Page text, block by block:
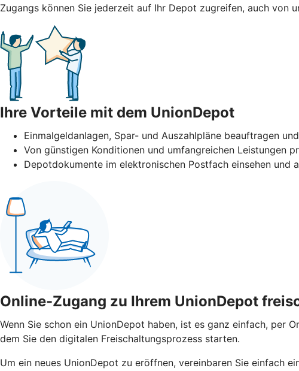
Zugangs können Sie jederzeit auf Ihr Depot zugreifen, auch von
Ihre Vorteile mit dem UnionDepot
Einmalgeldanlagen, Spar- und Auszahlpläne beauftragen
Von günstigen Konditionen und umfangreichen Leistungen
Depotdokumente im elektronischen Postfach einsehen und
Online-Zugang zu Ihrem UnionDepot
Wenn Sie schon ein UnionDepot haben, ist es ganz einfach, per
dem Sie den digitalen Freischaltungsprozess starten.
Um ein neues UnionDepot zu eröffnen, vereinbaren Sie einfach